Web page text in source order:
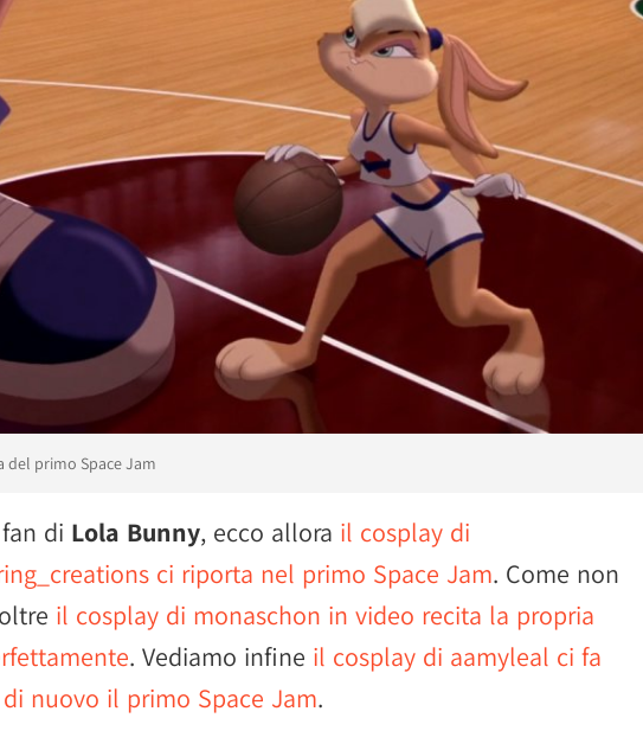
del primo Space Jam
di Lola Bunny, ecco allora il cosplay di
ci riporta nel primo Space Jam. Come non
il cosplay di monaschon in video recita la propria
. Vediamo infine il cosplay di aamyleal ci fa
nuovo il primo Space Jam.